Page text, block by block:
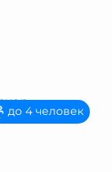
до 4 человек